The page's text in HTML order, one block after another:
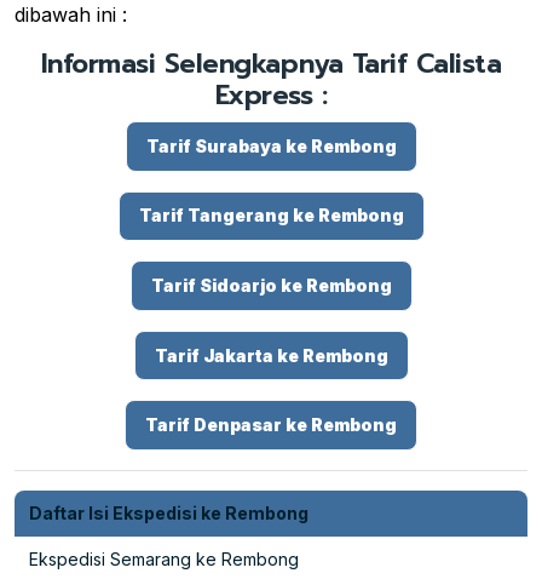
dibawah ini :
Informasi Selengkapnya Tarif Calista
Express :
Tarif Surabaya ke Rembong
Tarif Tangerang ke Rembong
Tarif Sidoarjo ke Rembong
Tarif Jakarta ke Rembong
Tarif Denpasar ke Rembong
Daftar Isi Ekspedisi ke Rembong
Ekspedisi Semarang ke Rembong